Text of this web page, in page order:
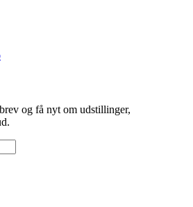
og få nyt om udstillinger,